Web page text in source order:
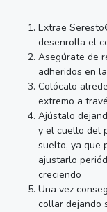
Extrae
desenrolla el
Asegúrate de
adheridos en
Colócalo
extremo a
Ajústalo
y el cuello del
suelto, ya que
ajustarlo
creciendo
Una vez
collar dejando